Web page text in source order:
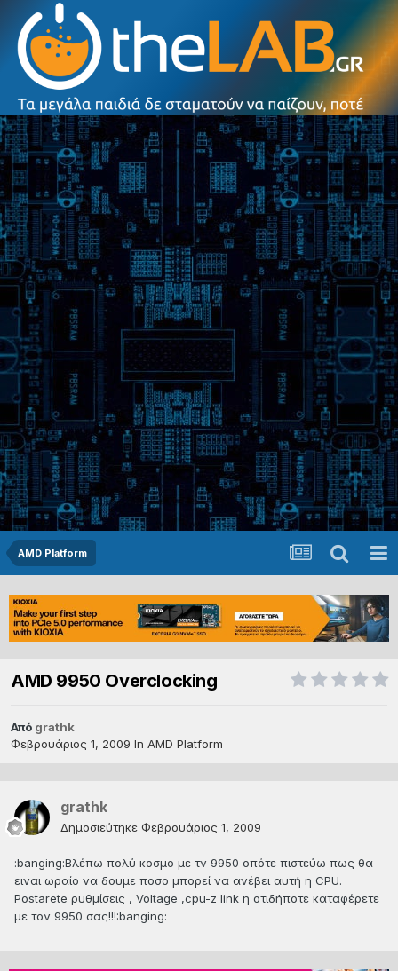
AMD Platform
AMD 9950 Overclocking
Από grathk
Φεβρουάριος 1, 2009 In AMD Platform
grathk
Δημοσιεύτηκε Φεβρουάριος 1, 2009
:banging:Βλέπω πολύ κοσμο με τν 9950 οπότε πιστεύω πως θα
ειναι ωραίο να δουμε ποσο μπορεί να ανέβει αυτή η CPU.
Postarete ρυθμίσεις , Voltage ,cpu-z link η οτιδήποτε καταφέρετε
με τον 9950 σας!!!:banging: